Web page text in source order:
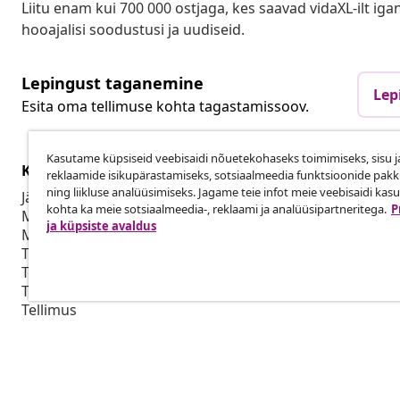
Liitu enam kui 700 000 ostjaga, kes saavad vidaXL-ilt
hooajalisi soodustusi ja uudiseid.
Lepingust taganemine
Esita oma tellimuse kohta tagastamissoov.
Klienditeenindus
Jälgi oma tellimust
Mi konto
Makse
Tarne
Tagastamine
Tooteteave
Tellimus
Ettevõte
Tootmine
Kasutame küpsiseid veebisaidi nõuetekohaseks toimimiseks, sisu
reklaamide isikupärastamiseks, sotsiaalmeedia funktsioonide
ning liikluse analüüsimiseks. Jagame teie infot meie veebisaidi
kohta ka meie sotsiaalmeedia-, reklaami ja analüüsipartneritega.
ja küpsiste avaldus